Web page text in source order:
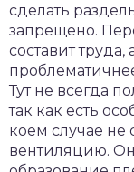
сделать
запрещено.
составит труда,
Тут не всегда
так как есть
коем случае не
вентиляцию.